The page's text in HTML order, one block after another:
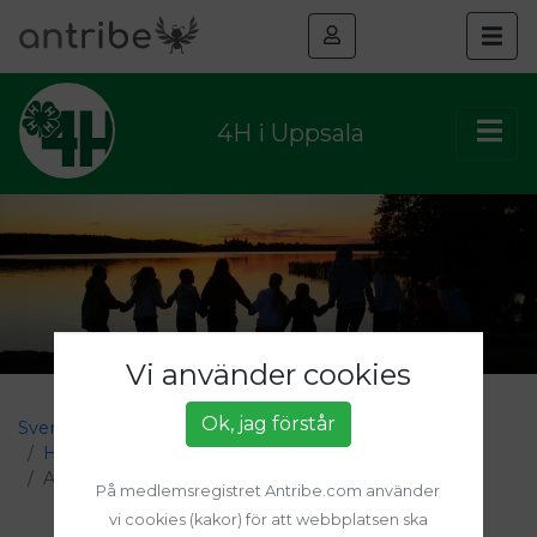
4H i Uppsala
Sveriges 4H 4H i Uppsala
Evenemang
Halvårskort helgaktiviteter Uppsalas 4H-gårdar
Anmälan
Vi använder cookies
Ok, jag förstår
På medlemsregistret Antribe.com använder
vi cookies (kakor) för att webbplatsen ska